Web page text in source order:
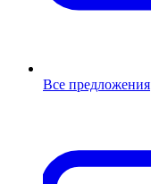
Все предложения